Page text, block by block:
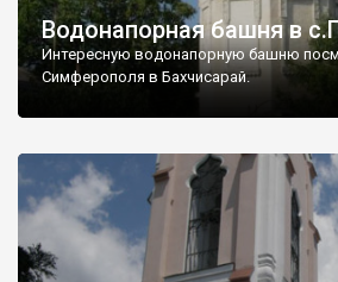
Водонапорная башня в
Интересную водонапорную башню
Симферополя в Бахчисарай.